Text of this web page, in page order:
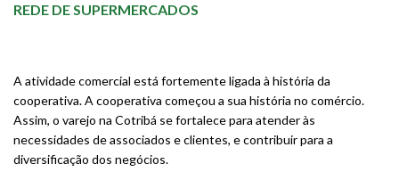
REDE DE SUPERMERCADOS
A atividade comercial está fortemente ligada à história da
cooperativa. A cooperativa começou a sua história no comércio.
Assim, o varejo na Cotribá se fortalece para atender às
necessidades de associados e clientes, e contribuir para a
diversificação dos negócios.